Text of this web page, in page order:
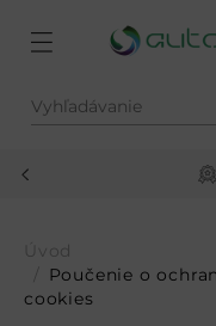
Vyhľadávanie
Menu
Úvod
Poučenie o
cookies